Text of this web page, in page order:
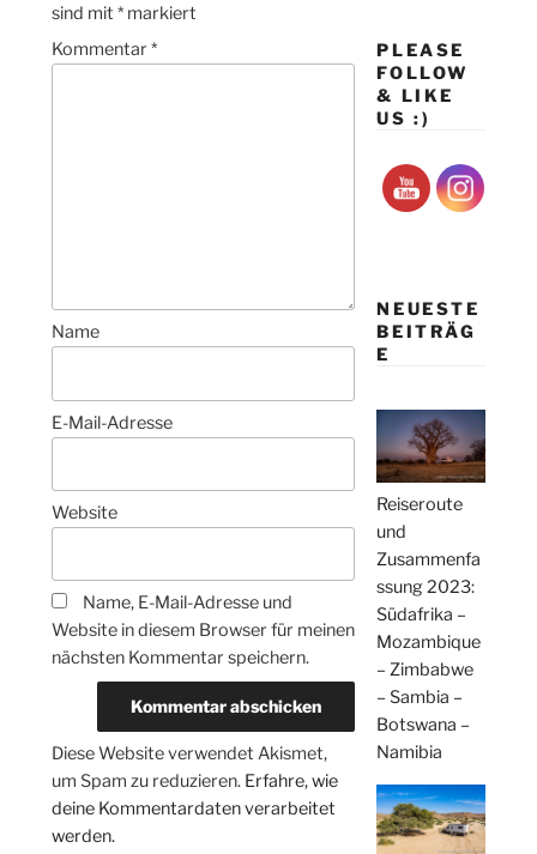
sind mit* markiert
Kommentar*
Name
E-Mail-Adresse
Website
Name, E-Mail-Adresse und
Website in diesem Browser für meinen
nächsten Kommentar speichern.
Diese Website verwendet Akismet,
um Spam zu reduzieren. Erfahre, wie
deine Kommentardaten verarbeitet
werden.
PLEASE
FOLLOW
& LIKE
US :)
NEUESTE
BEITRÄG
E
Reiseroute
und
Zusammenfa
ssung 2023:
Südafrika –
Mozambique
– Zimbabwe
– Sambia –
Botswana –
Namibia